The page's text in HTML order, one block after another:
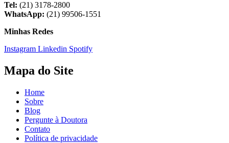
Tel: (21) 3178-2800
WhatsApp: (21) 99506-1551
Minhas Redes
Instagram Linkedin Spotify
Mapa do Site
Home
Sobre
Blog
Pergunte à Doutora
Contato
Política de privacidade